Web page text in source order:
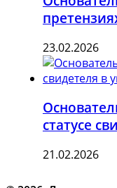
23.02.2026
статусе
21.02.2026